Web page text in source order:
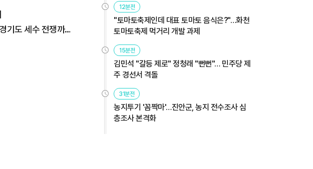
"폭락장에도 코스피 1만2천 간다" 월가의 충격 전망! 美 반도체 15% 관세 폭탄·7조 빚 경기도 세수 전쟁까지
12분전
"토마토축제인데 대표 토마토 음식은?"…화천
토마토축제 먹거리 개발 과제
15분전
김민석 "갈등 제로" 정청래 "뻔뻔"… 민주당 제
주 경선서 격돌
31분전
농지투기 '꼼짝마'…진안군, 농지 전수조사 심
층조사 본격화